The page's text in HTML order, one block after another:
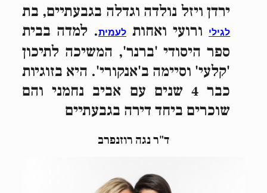
ירדן ויזל נולדה וגדלה בגבעתיים, בת
לגיליורועי ואחותלעמית. למדה בבית
ספר היסודי 'ברנר', המשיכה לתיכון
'קלעי' וסיימה ב'אנקורי'. היא בזוגיות
כבר 4 שנים עם אביב נחמני והם
שוכרים ביחד דירה בגבעתיים
ד"ר נגה רוזנפרב